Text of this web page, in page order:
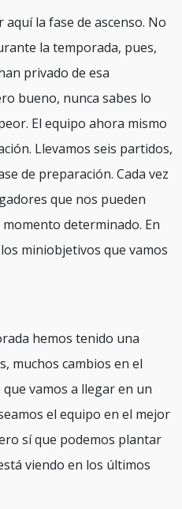
la fase de ascenso. No
la temporada, pues,
privado de esa
bueno, nunca sabes lo
El equipo ahora mismo
Llevamos seis partidos,
de preparación. Cada vez
que nos pueden
determinado. En
miniobjetivos que vamos
hemos tenido una
muchos cambios en el
vamos a llegar en un
el equipo en el mejor
sí que podemos plantar
viendo en los últimos